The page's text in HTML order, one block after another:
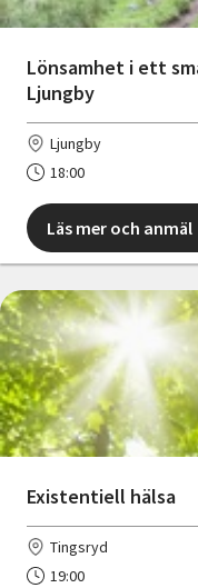
Lönsamhet i ett
Ljungby
Ljungby
18:00
Läs mer och anmäl
Existentiell hälsa
Tingsryd
19:00